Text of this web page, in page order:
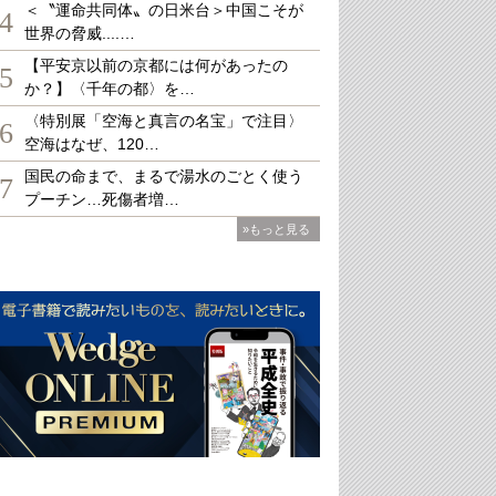
4
＜〝運命共同体〟の日米台＞中国こそが
世界の脅威....…
5
【平安京以前の京都には何があったの
か？】〈千年の都〉を…
6
〈特別展「空海と真言の名宝」で注目〉
空海はなぜ、120…
7
国民の命まで、まるで湯水のごとく使う
プーチン…死傷者増…
»もっと見る